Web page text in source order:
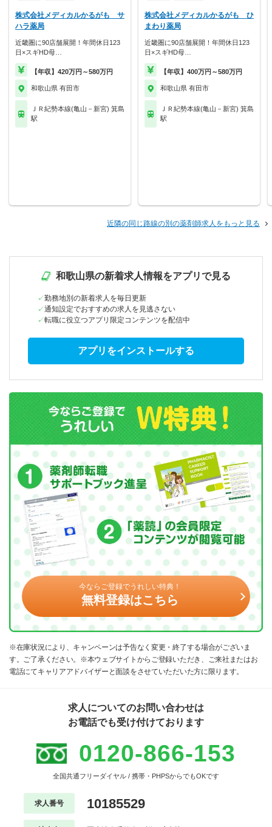
株式会社メディカルかるがも サ
ハラ薬局
近畿圏に90店舗展開！年間休日123
日×スギHD母…
【年収】420万円～580万円
和歌山県 有田市
ＪＲ紀勢本線(亀山－新宮) 箕島
駅
株式会社メディカルかるがも ひ
まわり薬局
近畿圏に90店舗展開！年間休日123
日×スギHD母…
【年収】400万円～580万円
和歌山県 有田市
ＪＲ紀勢本線(亀山－新宮) 箕島
駅
近隣の同じ路線の別の薬剤師求人をもっと見る
和歌山県の新着求人情報をアプリで見る
勤務地別の新着求人を毎日更新
通知設定でおすすめの求人を見逃さない
転職に役立つアプリ限定コンテンツを配信中
アプリをインストールする
今ならご登録でうれしい特典！
無料登録はこちら
※在庫状況により、キャンペーンは予告なく変更・終了する場合がございま
す。ご了承ください。※本ウェブサイトからご登録いただき、ご来社またはお
電話にてキャリアアドバイザーと面談をさせていただいた方に限ります。
求人についてのお問い合わせは
お電話でも受け付けております
0120-866-153
全国共通フリーダイヤル / 携帯・PHPSからでもOKです
求人番号 10185529